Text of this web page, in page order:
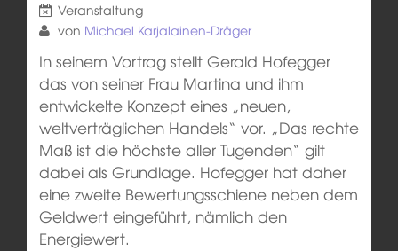
Veranstaltung
von Michael Karjalainen-Dräger
In seinem Vortrag stellt Gerald Hofegger
das von seiner Frau Martina und ihm
entwickelte Konzept eines „neuen,
weltverträglichen Handels“ vor. „Das rechte
Maß ist die höchste aller Tugenden“ gilt
dabei als Grundlage. Hofegger hat daher
eine zweite Bewertungsschiene neben dem
Geldwert eingeführt, nämlich den
Energiewert.